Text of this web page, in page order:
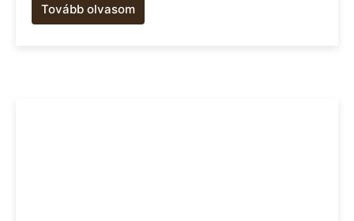
Tovább olvasom